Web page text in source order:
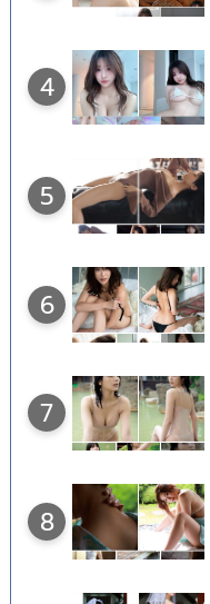
4
5
6
7
8